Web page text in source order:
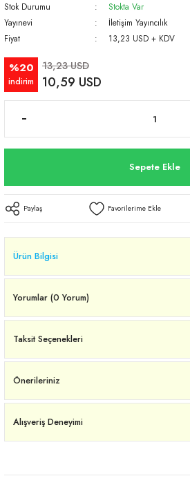
Stok Durumu
Stokta Var
Yayınevi
İletişim Yayıncılık
Fiyat
13,23 USD + KDV
%20
indirim
13,23 USD
10,59 USD
Sepete Ekle
Paylaş
Ürün Bilgisi
Yorumlar (0 Yorum)
Taksit Seçenekleri
Önerileriniz
Alışveriş Deneyimi